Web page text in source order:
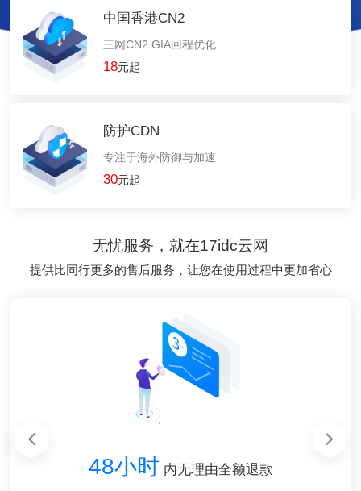
中国香港CN2
三网CN2 GIA回程优化
18元起
防护CDN
专注于海外防御与加速
30元起
无忧服务，就在17idc云网
提供比同行更多的售后服务，让您在使用过程中更加省心
1对1在线售前售后服务
48小时 内无理由全额退款
1分钟 内响应您的请求
1对1在线售前售后服务
48小时 内无理由全额退款